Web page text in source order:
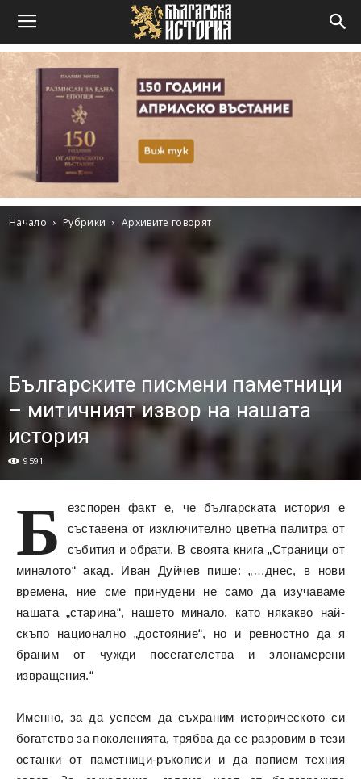
Начало Рубрики Архивите говорят
Българските писмени паметници
– митичният извор на нашата
история
9591
Б
езспорен факт е, че българската история е
съставена от изключително цветна палитра от
събития и обрати. В своята книга „Страници от
миналото“ акад. Иван Дуйчев пише: „…днес, в нови
времена, ние сме принудени не само да изучаваме
нашата „старина“, нашето минало, като някакво най-
скъпо национално „достояние“, но и ревностно да я
браним от чужди посегателства и злонамерени
извращения.“
Именно, за да успеем да съхраним историческото си
богатство за поколенията, трябва да се разровим в тези
останки от паметници-ръкописи и да попием техния